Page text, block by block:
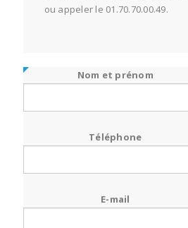
ou appeler le 01.70.70.00.49.
Nom et prénom
Téléphone
E-mail